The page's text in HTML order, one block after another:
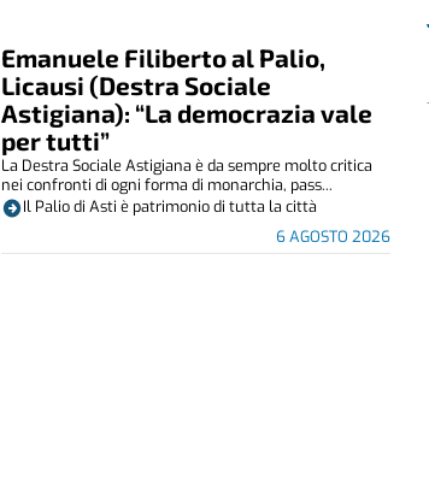
Emanuele Filiberto al Palio,
Licausi (Destra Sociale
Astigiana): “La democrazia vale
per tutti”
6 AGOSTO 2026
La Destra Sociale Astigiana è da sempre molto critica
nei confronti di ogni forma di monarchia, pass...
Il Palio di Asti è patrimonio di tutta la città